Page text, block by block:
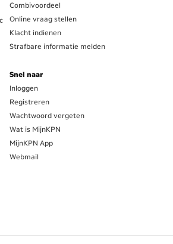
Combivoordeel
Online vraag stellen
Klacht indienen
Strafbare informatie melden
Snel naar
Inloggen
Registreren
Wachtwoord vergeten
Wat is MijnKPN
MijnKPN App
Webmail